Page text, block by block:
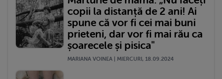
copii la distanță de 2 ani! Ai
spune că vor fi cei mai buni
prieteni, dar vor fi mai rău ca
șoarecele și pisica"
MARIANA VOINEA | MIERCURI, 18.09.2024